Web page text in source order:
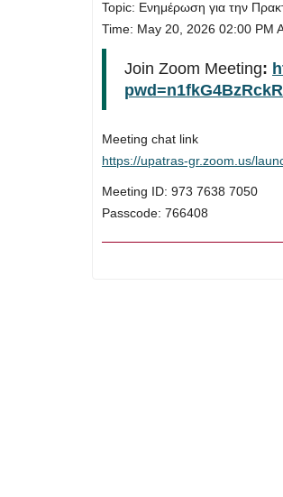
Topic: Ενημέρωση για την
Time: May 20, 2026 02:00 PM
Join Zoom Meeting:
Meeting chat link
https://upatras-gr.zoom.us/
Meeting ID: 973 7638 7050
Passcode: 766408